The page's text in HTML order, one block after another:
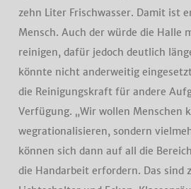
zehn Liter Frischwasser. Damit ist
Mensch. Auch der würde die Halle
reinigen, dafür jedoch deutlich
könnte nicht anderweitig
die Reinigungskraft für andere
Verfügung. „Wir wollen Menschen
wegrationalisieren, sondern
können sich dann auf all die
die Handarbeit erfordern. Das sind